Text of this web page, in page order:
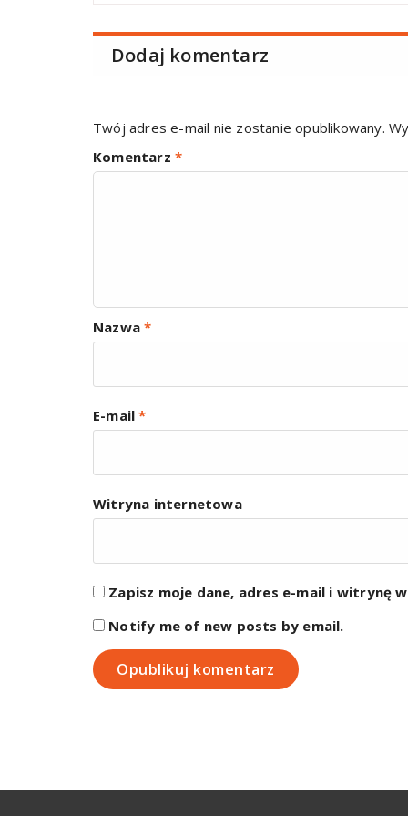
Dodaj komentarz
Twój adres e-mail nie zostanie opublikowany.
Komentarz *
Nazwa*
E-mail*
Witryna internetowa
Zapisz moje dane, adres e-mail i witrynę
Notify me of new posts by email.